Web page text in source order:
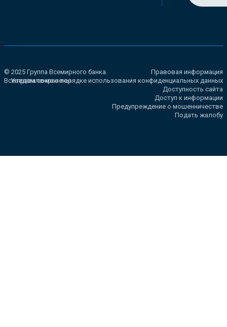
© 2025 Группа Всемирного банка.
Все права сохранены.
Правовая информация
Уведомление о порядке использования конфиденциальных данных
Доступность сайта
Доступ к информации
Предупреждение о мошенничестве
Подать жалобу